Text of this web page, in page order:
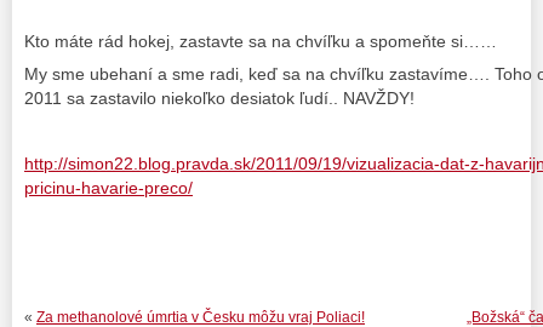
Kto máte rád hokej, zastavte sa na chvíľku a spomeňte si……
My sme ubehaní a sme radi, keď sa na chvíľku zastavíme…. Toho
2011 sa zastavilo niekoľko desiatok ľudí.. NAVŽDY!
http://simon22.blog.pravda.sk/2011/09/19/vizualizacia-dat-z-
pricinu-havarie-preco/
„Božská“
« Za methanolové úmrtia v Česku môžu vraj Poliaci!